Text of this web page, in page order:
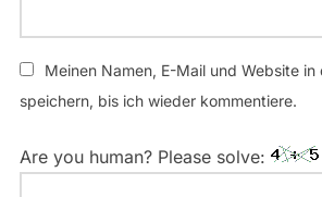
Meinen Namen, E-Mail und Website in
speichern, bis ich wieder kommentiere.
Are you human? Please solve: